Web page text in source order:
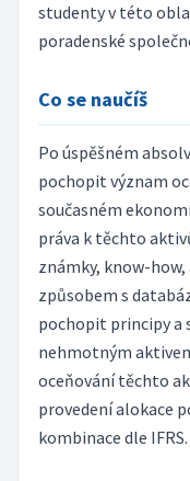
studenty v této
poradenské
Co se naučíš
Po úspěšném
pochopit význam
současném
práva k těchto
známky, know-
způsobem s
pochopit principy a
nehmotným
oceňování těchto
provedení alokace
kombinace dle IFRS.